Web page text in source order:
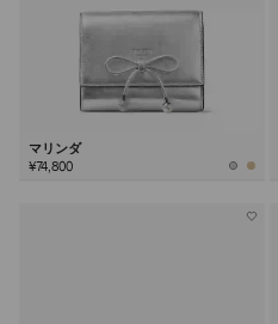
マリンダ
¥74,800